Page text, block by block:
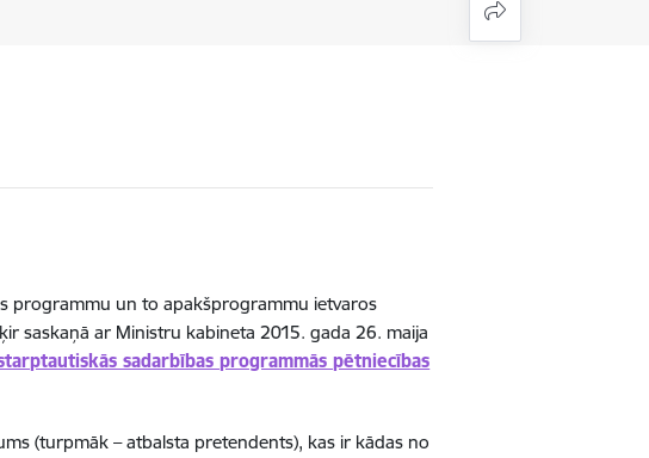
programmu un to apakšprogrammu ietvaros
saskaņā ar Ministru kabineta 2015. gada 26. maija
sadarbības programmās pētniecības
(turpmāk – atbalsta pretendents), kas ir kādas no